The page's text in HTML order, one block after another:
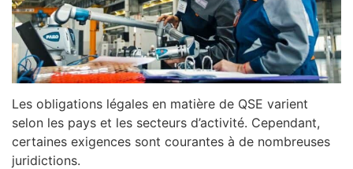
Les obligations légales en matière de QSE varient
selon les pays et les secteurs d’activité. Cependant,
certaines exigences sont courantes à de nombreuses
juridictions.